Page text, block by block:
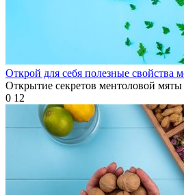
Открой для себя полезные свойства
Открытие секретов ментоловой
0 12